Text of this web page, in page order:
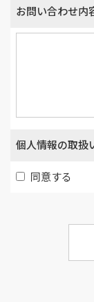
お問い合わせ内
個人情報の取扱
同意する